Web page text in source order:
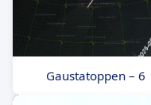
Gaustatoppen – 6